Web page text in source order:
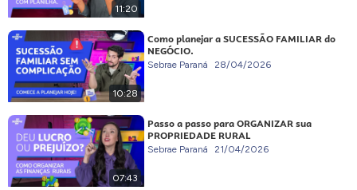
11:20
10:28
Como planejar a SUCESSÃO FAMILIAR do
NEGÓCIO.
Sebrae Paraná 28/04/2026
07:43
Passo a passo para ORGANIZAR sua
PROPRIEDADE RURAL
Sebrae Paraná 21/04/2026